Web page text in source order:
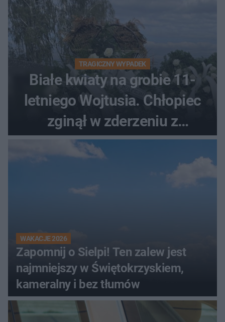
TRAGICZNY WYPADEK
Białe kwiaty na grobie 11-
letniego Wojtusia. Chłopiec
zginął w zderzeniu z
kombajnem
WAKACJE 2026
Zapomnij o Sielpi! Ten zalew jest
najmniejszy w Świętokrzyskiem,
kameralny i bez tłumów